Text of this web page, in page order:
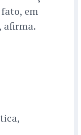
em
afirma.